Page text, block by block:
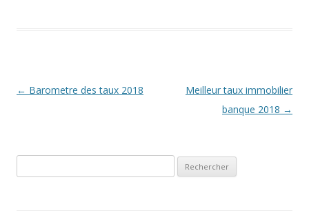
Navigation
← Barometre des taux 2018
Meilleur taux immobilier
banque 2018 →